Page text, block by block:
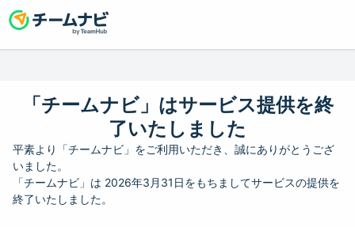
「チームナビ」はサービス提供を終
了いたしました
平素より「チームナビ」をご利用いただき、誠にありがとうござ
いました。
「チームナビ」は 2026年3月31日をもちましてサービスの提供を
終了いたしました。